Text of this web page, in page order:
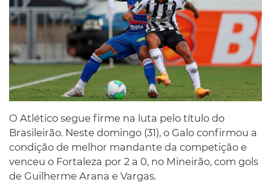
O Atlético segue firme na luta pelo título do
Brasileirão. Neste domingo (31), o Galo confirmou a
condição de melhor mandante da competição e
venceu o Fortaleza por 2 a 0, no Mineirão, com gols
de Guilherme Arana e Vargas.